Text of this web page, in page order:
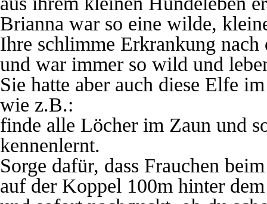
Brianna war so eine wilde,
Ihre schlimme Erkrankung
und war immer so wild und
Sie hatte aber auch diese Elfe
wie z.B.:
finde alle Löcher im Zaun und
kennenlernt.
Sorge dafür, dass Frauchen
auf der Koppel 100m hinter